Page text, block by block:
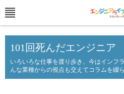
101回死んだエンジニア
いろいろな仕事を渡り歩き、今はインフ
んな業種からの視点も交えてコラムを綴